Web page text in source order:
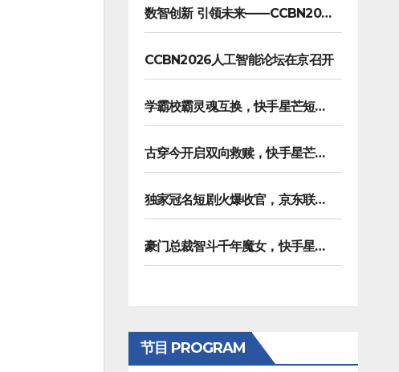
数智创新 引领未来——CCBN2026展会在京圆满闭幕
CCBN2026人工智能论坛在京召开
学霸校霸灵魂互换，快手星芒短剧《请把我的人设立住》笑泪齐飞
古穿今开启双向救赎，快手星芒短剧《伪装游戏》诠释热血青春友谊
独家冠名短剧火爆收官，京东联合快手星芒短剧打造双11营销范本
豪门总裁智斗千年魔女，快手星芒短剧《浮生拍卖行》奇幻元素拉满
节目 PROGRAM